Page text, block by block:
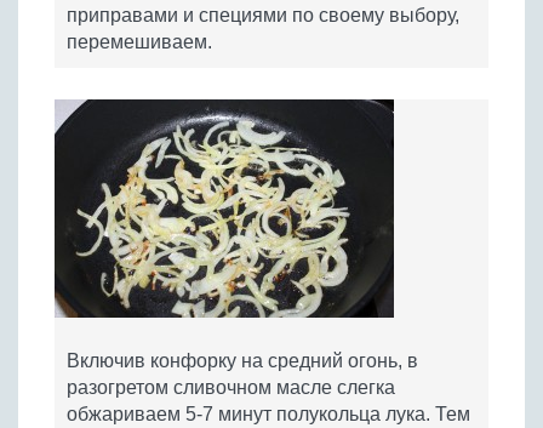
приправами и специями по своему выбору,
перемешиваем.
Включив конфорку на средний огонь, в
разогретом сливочном масле слегка
обжариваем 5-7 минут полукольца лука. Тем